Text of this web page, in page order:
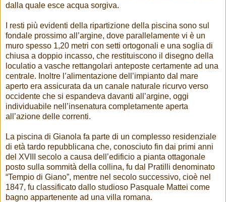
dalla quale esce acqua sorgiva.
I resti più evidenti della ripartizione della piscina sono sul
fondale prossimo all’argine, dove parallelamente vi è un
muro spesso 1,20 metri con setti ortogonali e una soglia di
chiusa a doppio incasso, che restituiscono il disegno della
loculatio a vasche rettangolari anteposte certamente ad una
centrale. Inoltre l’alimentazione dell’impianto dal mare
aperto era assicurata da un canale naturale ricurvo verso
occidente che si espandeva davanti all’argine, oggi
individuabile nell’insenatura completamente aperta
all’azione delle correnti.
La piscina di Gianola fa parte di un complesso residenziale
di età tardo repubblicana che, conosciuto fin dai primi anni
del XVIII secolo a causa dell’edificio a pianta ottagonale
posto sulla sommità della collina, fu dal Pratilli denominato
“Tempio di Giano”, mentre nel secolo successivo, cioè nel
1847, fu classificato dallo studioso Pasquale Mattei come
bagno appartenente ad una villa romana.